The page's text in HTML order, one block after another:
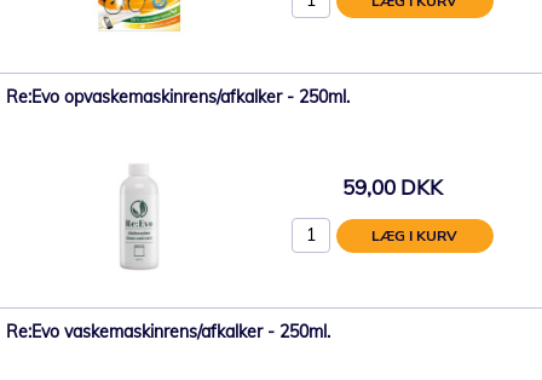
Re:Evo opvaskemaskinrens/afkalker - 250ml.
59,00 DKK
LÆG I KURV
Re:Evo vaskemaskinrens/afkalker - 250ml.